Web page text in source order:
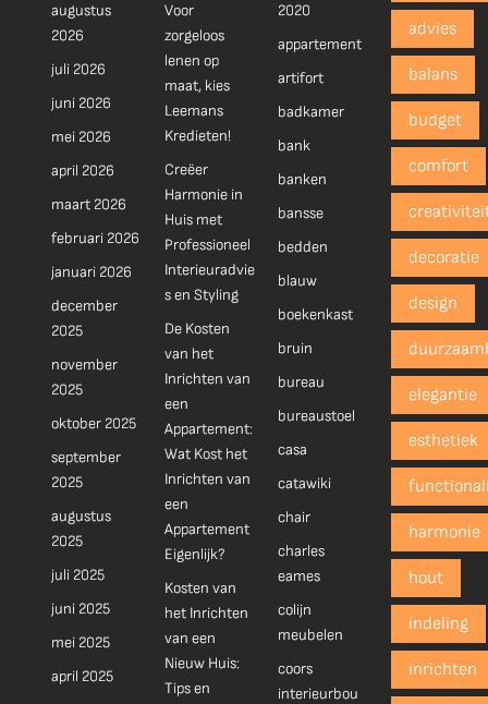
augustus
2026
juli 2026
juni 2026
mei 2026
april 2026
maart 2026
februari 2026
januari 2026
december
2025
november
2025
oktober 2025
september
2025
augustus
2025
juli 2025
juni 2025
mei 2025
april 2025
Voor
zorgeloos
lenen op
maat, kies
Leemans
Kredieten!
Creëer
Harmonie in
Huis met
Professioneel
Interieuradvie
s en Styling
De Kosten
van het
Inrichten van
een
Appartement:
Wat Kost het
Inrichten van
een
Appartement
Eigenlijk?
Kosten van
het Inrichten
van een
Nieuw Huis:
Tips en
2020
appartement
artifort
badkamer
bank
banken
bansse
bedden
blauw
boekenkast
bruin
bureau
bureaustoel
casa
catawiki
chair
charles
eames
colijn
meubelen
coors
interieurbou
advies
balans
budget
comfort
decoratie
design
elegantie
esthetiek
harmonie
hout
indeling
inrichten